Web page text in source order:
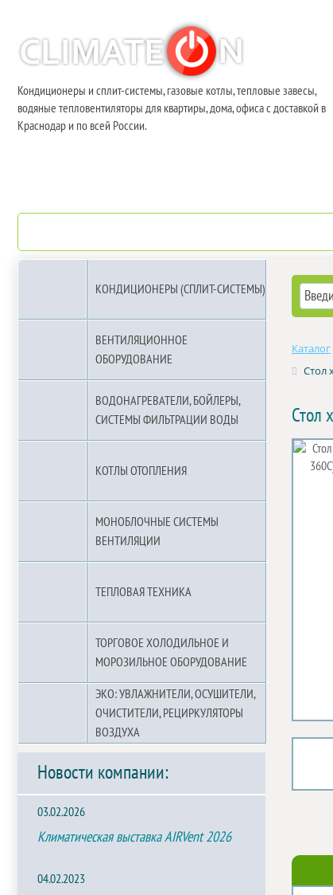
Кондиционеры и сплит-системы, газовые котлы, тепловые завесы,
водяные тепловентиляторы для квартиры, дома, офиса с доставкой в
Краснодар и по всей России.
КОНДИЦИОНЕРЫ (СПЛИТ-СИСТЕМЫ)
ВЕНТИЛЯЦИОННОЕ
ОБОРУДОВАНИЕ
ВОДОНАГРЕВАТЕЛИ, БОЙЛЕРЫ,
СИСТЕМЫ ФИЛЬТРАЦИИ ВОДЫ
КОТЛЫ ОТОПЛЕНИЯ
МОНОБЛОЧНЫЕ СИСТЕМЫ
ВЕНТИЛЯЦИИ
ТЕПЛОВАЯ ТЕХНИКА
ТОРГОВОЕ ХОЛОДИЛЬНОЕ И
МОРОЗИЛЬНОЕ ОБОРУДОВАНИЕ
ЭКО: УВЛАЖНИТЕЛИ, ОСУШИТЕЛИ,
ОЧИСТИТЕЛИ, РЕЦИРКУЛЯТОРЫ
ВОЗДУХА
Новости компании:
03.02.2026
Климатическая выставка AIRVent 2026
04.02.2023
Каталог
Стол
Стол